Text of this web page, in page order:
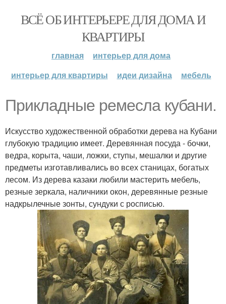
ВСЁ ОБ ИНТЕРЬЕРЕ ДЛЯ ДОМА И
КВАРТИРЫ
главная
интерьер для дома
интерьер для квартиры
идеи дизайна мебель
Прикладные ремесла кубани.
Искусство художественной обработки дерева на Кубани
глубокую традицию имеет. Деревянная посуда - бочки,
ведра, корыта, чаши, ложки, ступы, мешалки и другие
предметы изготавливались во всех станицах, богатых
лесом. Из дерева казаки любили мастерить мебель,
резные зеркала, наличники окон, деревянные резные
надкрылечные зонты, сундуки с росписью.